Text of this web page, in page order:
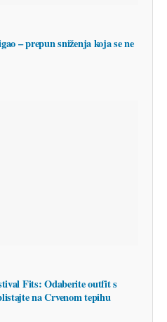
– prepun sniženja koja se ne
Fits: Odaberite outfit s
na Crvenom tepihu